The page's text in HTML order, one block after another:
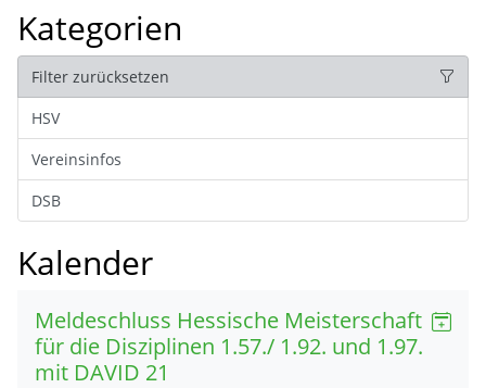
Kategorien
Filter zurücksetzen
HSV
Vereinsinfos
DSB
Kalender
Meldeschluss Hessische Meisterschaft
für die Disziplinen 1.57./ 1.92. und 1.97.
mit DAVID 21